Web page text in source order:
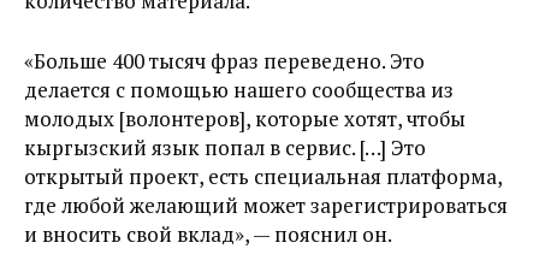
«Больше 400 тысяч фраз переведено. Это
делается с помощью нашего сообщества из
молодых [волонтеров], которые хотят, чтобы
кыргызский язык попал в сервис. […] Это
открытый проект, есть специальная платформа,
где любой желающий может зарегистрироваться
и вносить свой вклад», — пояснил он.